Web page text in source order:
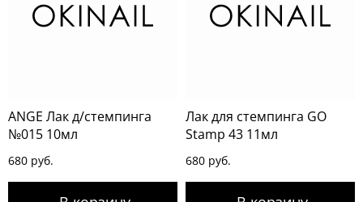
ANGE Лак д/стемпинга
№015 10мл
680 руб.
Лак для стемпинга GO
Stamp 43 11мл
680 руб.